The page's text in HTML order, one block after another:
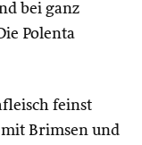
bei ganz
Polenta
feinst
Brimsen und